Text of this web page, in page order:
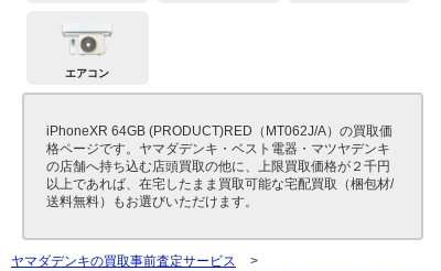
エアコン
iPhoneXR 64GB (PRODUCT)RED（MT062J/A）の買取価
格ページです。ヤマダデンキ・ベスト電器・マツヤデンキ
の店舗へ持ち込む店頭買取の他に、上限買取価格が２千円
以上であれば、在宅したまま買取可能な宅配買取（梱包材/
送料無料）もお選びいただけます。
ヤマダデンキの買取事前査定サービス
>